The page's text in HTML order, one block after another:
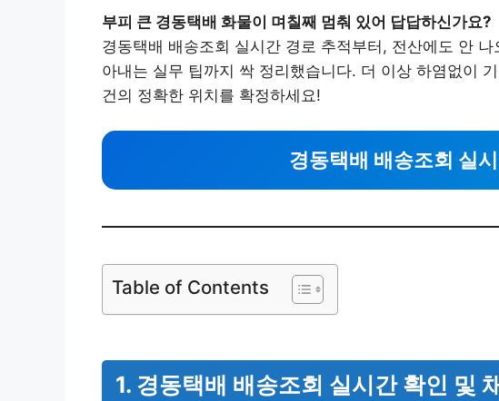
부피 큰 경동택배 화물이 며칠째 멈춰 있어 답답하신가요?
경동택배 배송조회 실시간 경로 추적부터, 전산에도 안
아내는 실무 팁까지 싹 정리했습니다. 더 이상 하염없이
건의 정확한 위치를 확정하세요!
경동택배 배송조회 실
Table of Contents
1. 경동택배 배송조회 실시간 확인 및